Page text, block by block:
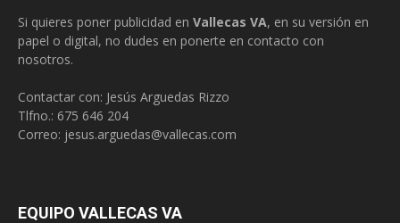
Si quieres poner publicidad en Vallecas VA, en su versión en
papel o digital, no dudes en ponerte en contacto con
nosotros.
Contactar con: Jesús Arguedas Rizzo
Tlfno.: 675 646 204
Correo: jesus.arguedas@vallecas.com
EQUIPO VALLECAS VA